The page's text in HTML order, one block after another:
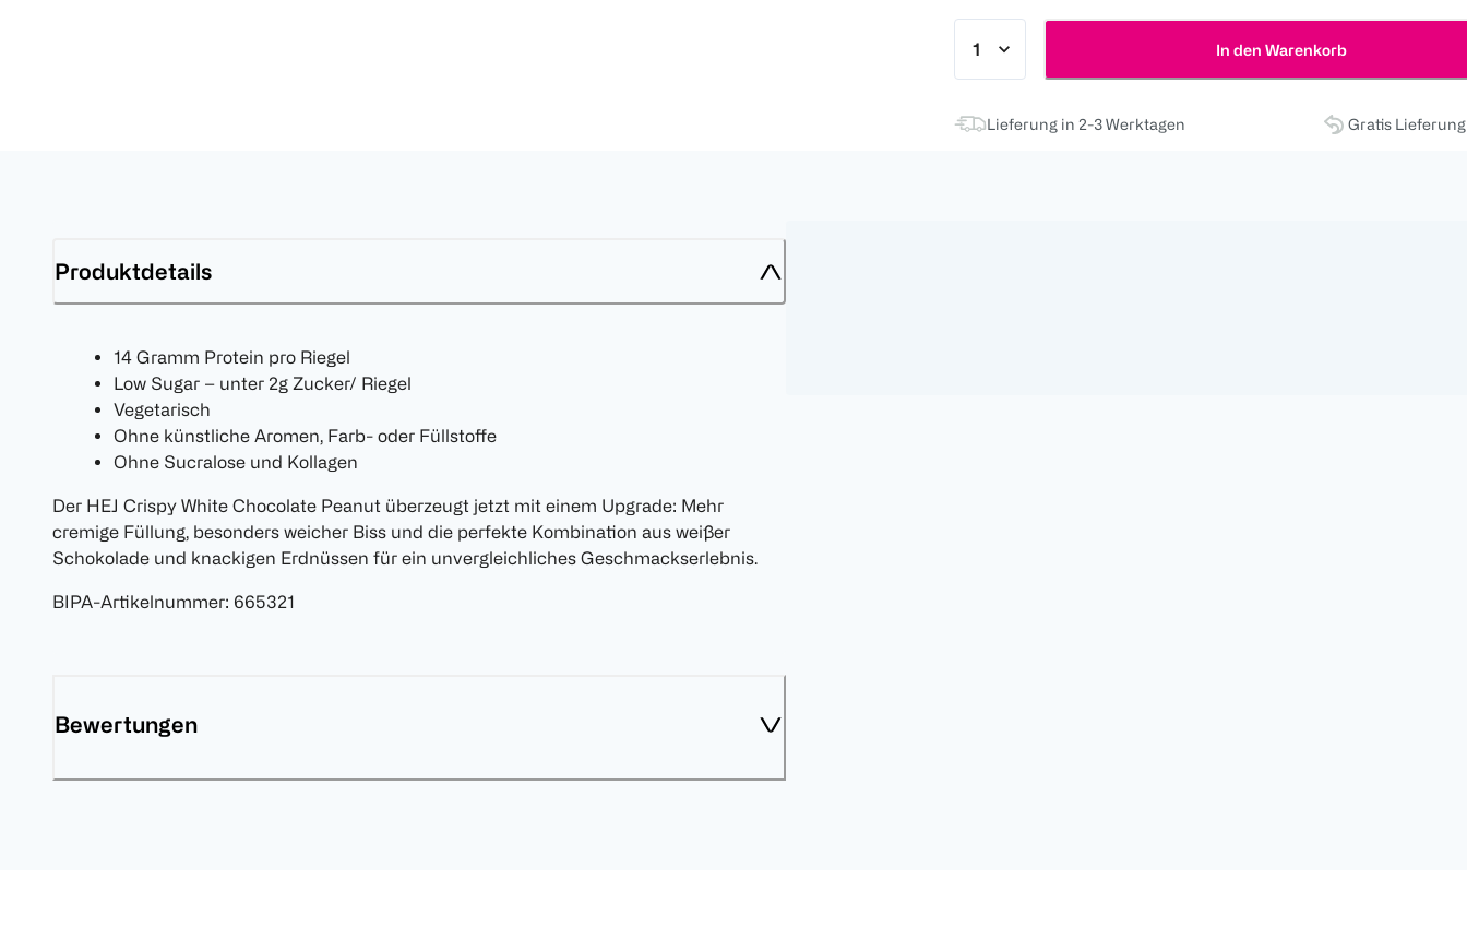
In den Warenkorb
Lieferung in 2-3 Werktagen Gratis
Produktdetails
14 Gramm Protein pro Riegel
Low Sugar – unter 2g Zucker/ Riegel
Vegetarisch
Ohne künstliche Aromen, Farb- oder Füllstoffe
Ohne Sucralose und Kollagen
Der HEJ Crispy White Chocolate Peanut überzeugt jetzt mit einem Upgrade: Mehr
cremige Füllung, besonders weicher Biss und die perfekte Kombination aus weißer
Schokolade und knackigen Erdnüssen für ein unvergleichliches Geschmackserlebnis.
BIPA-Artikelnummer: 665321
Bewertungen